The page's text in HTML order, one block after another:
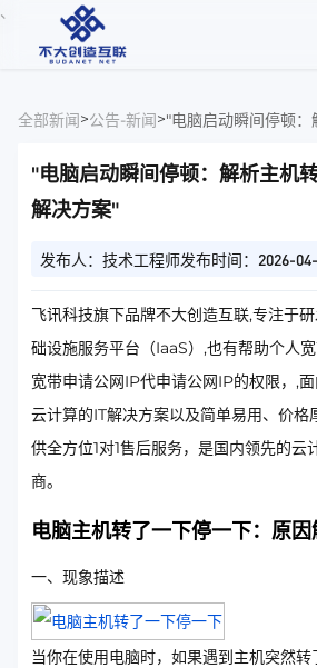
、
全部新闻>公告-新闻>"电脑启动瞬间停顿
"电脑启动瞬间停顿：解析主机
解决方案"
发布人：技术工程师发布时间：2026-
飞讯科技旗下品牌不大创造互联,专注于
础设施服务平台（IaaS）,也有帮助个人
宽带申请公网IP代申请公网IP的权限，,
云计算的IT解决方案以及简单易用、价格
供全方位1对1售后服务，是国内领先的云
商。
电脑主机转了一下停一下：原
一、现象描述
当你在使用电脑时，如果遇到主机突然转